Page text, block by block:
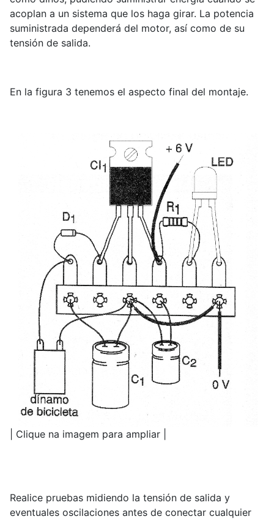
acoplan a un sistema que los haga girar. La potencia
suministrada dependerá del motor, así como de su
tensión de salida.
En la figura 3 tenemos el aspecto final del montaje.
| Clique na imagem para ampliar |
Realice pruebas midiendo la tensión de salida y
eventuales oscilaciones antes de conectar cualquier